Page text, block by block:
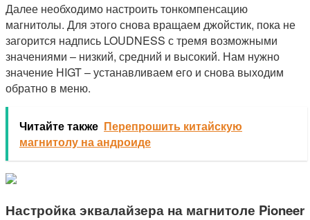
Далее необходимо настроить тонкомпенсацию
магнитолы. Для этого снова вращаем джойстик, пока не
загорится надпись LOUDNESS с тремя возможными
значениями – низкий, средний и высокий. Нам нужно
значение HIGT – устанавливаем его и снова выходим
обратно в меню.
Читайте также Перепрошить китайскую
магнитолу на андроиде
Настройка эквалайзера на магнитоле Pioneer